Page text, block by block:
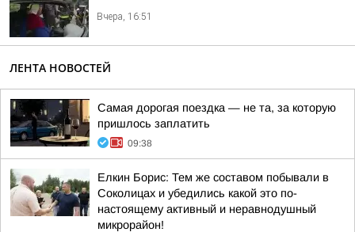
Вчера, 16:51
ЛЕНТА НОВОСТЕЙ
Самая дорогая поездка — не та, за которую
пришлось заплатить
09:38
Елкин Борис: Тем же составом побывали в
Соколицах и убедились какой это по-
настоящему активный и неравнодушный
микрорайон!